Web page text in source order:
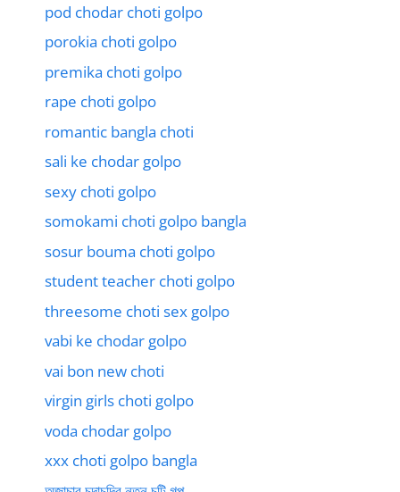
pod chodar choti golpo
porokia choti golpo
premika choti golpo
rape choti golpo
romantic bangla choti
sali ke chodar golpo
sexy choti golpo
somokami choti golpo bangla
sosur bouma choti golpo
student teacher choti golpo
threesome choti sex golpo
vabi ke chodar golpo
vai bon new choti
virgin girls choti golpo
voda chodar golpo
xxx choti golpo bangla